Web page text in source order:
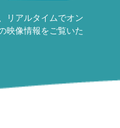
リアルタイムでオン
映像情報をご覧いた